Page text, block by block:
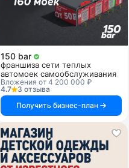
150 bar
франшиза сети теплых
автомоек самообслуживания
Вложения от 4 200 000 ₽
4.7
3 отзыва
Получить бизнес-план